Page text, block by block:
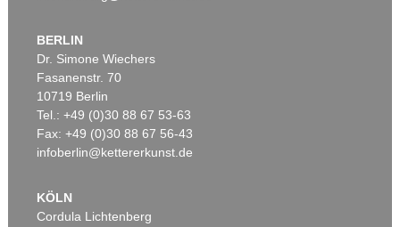
R. GEIGER
438/66 , 1966
Ergebnis:€ 150.000
318/61
Ergebnis:
BERLIN
Dr. Simone Wiechers
Fasanenstr. 70
10719 Berlin
Tel.: +49 (0)30 88 67 53-63
Fax: +49 (0)30 88 67 56-43
infoberlin@kettererkunst.de
KÖLN
Cordula Lichtenberg